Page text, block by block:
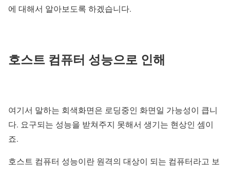
에 대해서 알아보도록 하겠습니다.
호스트 컴퓨터 성능으로 인해
여기서 말하는 회색화면은 로딩중인 화면일 가능성이 큽니
다. 요구되는 성능을 받쳐주지 못해서 생기는 현상인 셈이
죠.
호스트 컴퓨터 성능이란 원격의 대상이 되는 컴퓨터라고 보